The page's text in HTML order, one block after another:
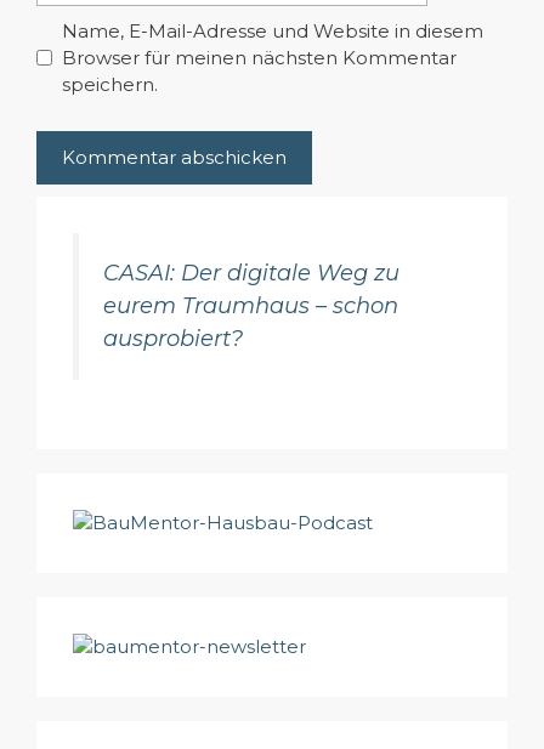
Name, E-Mail-Adresse und Website in diesem
Browser für meinen nächsten Kommentar
speichern.
CASAI: Der digitale Weg zu
eurem Traumhaus – schon
ausprobiert?